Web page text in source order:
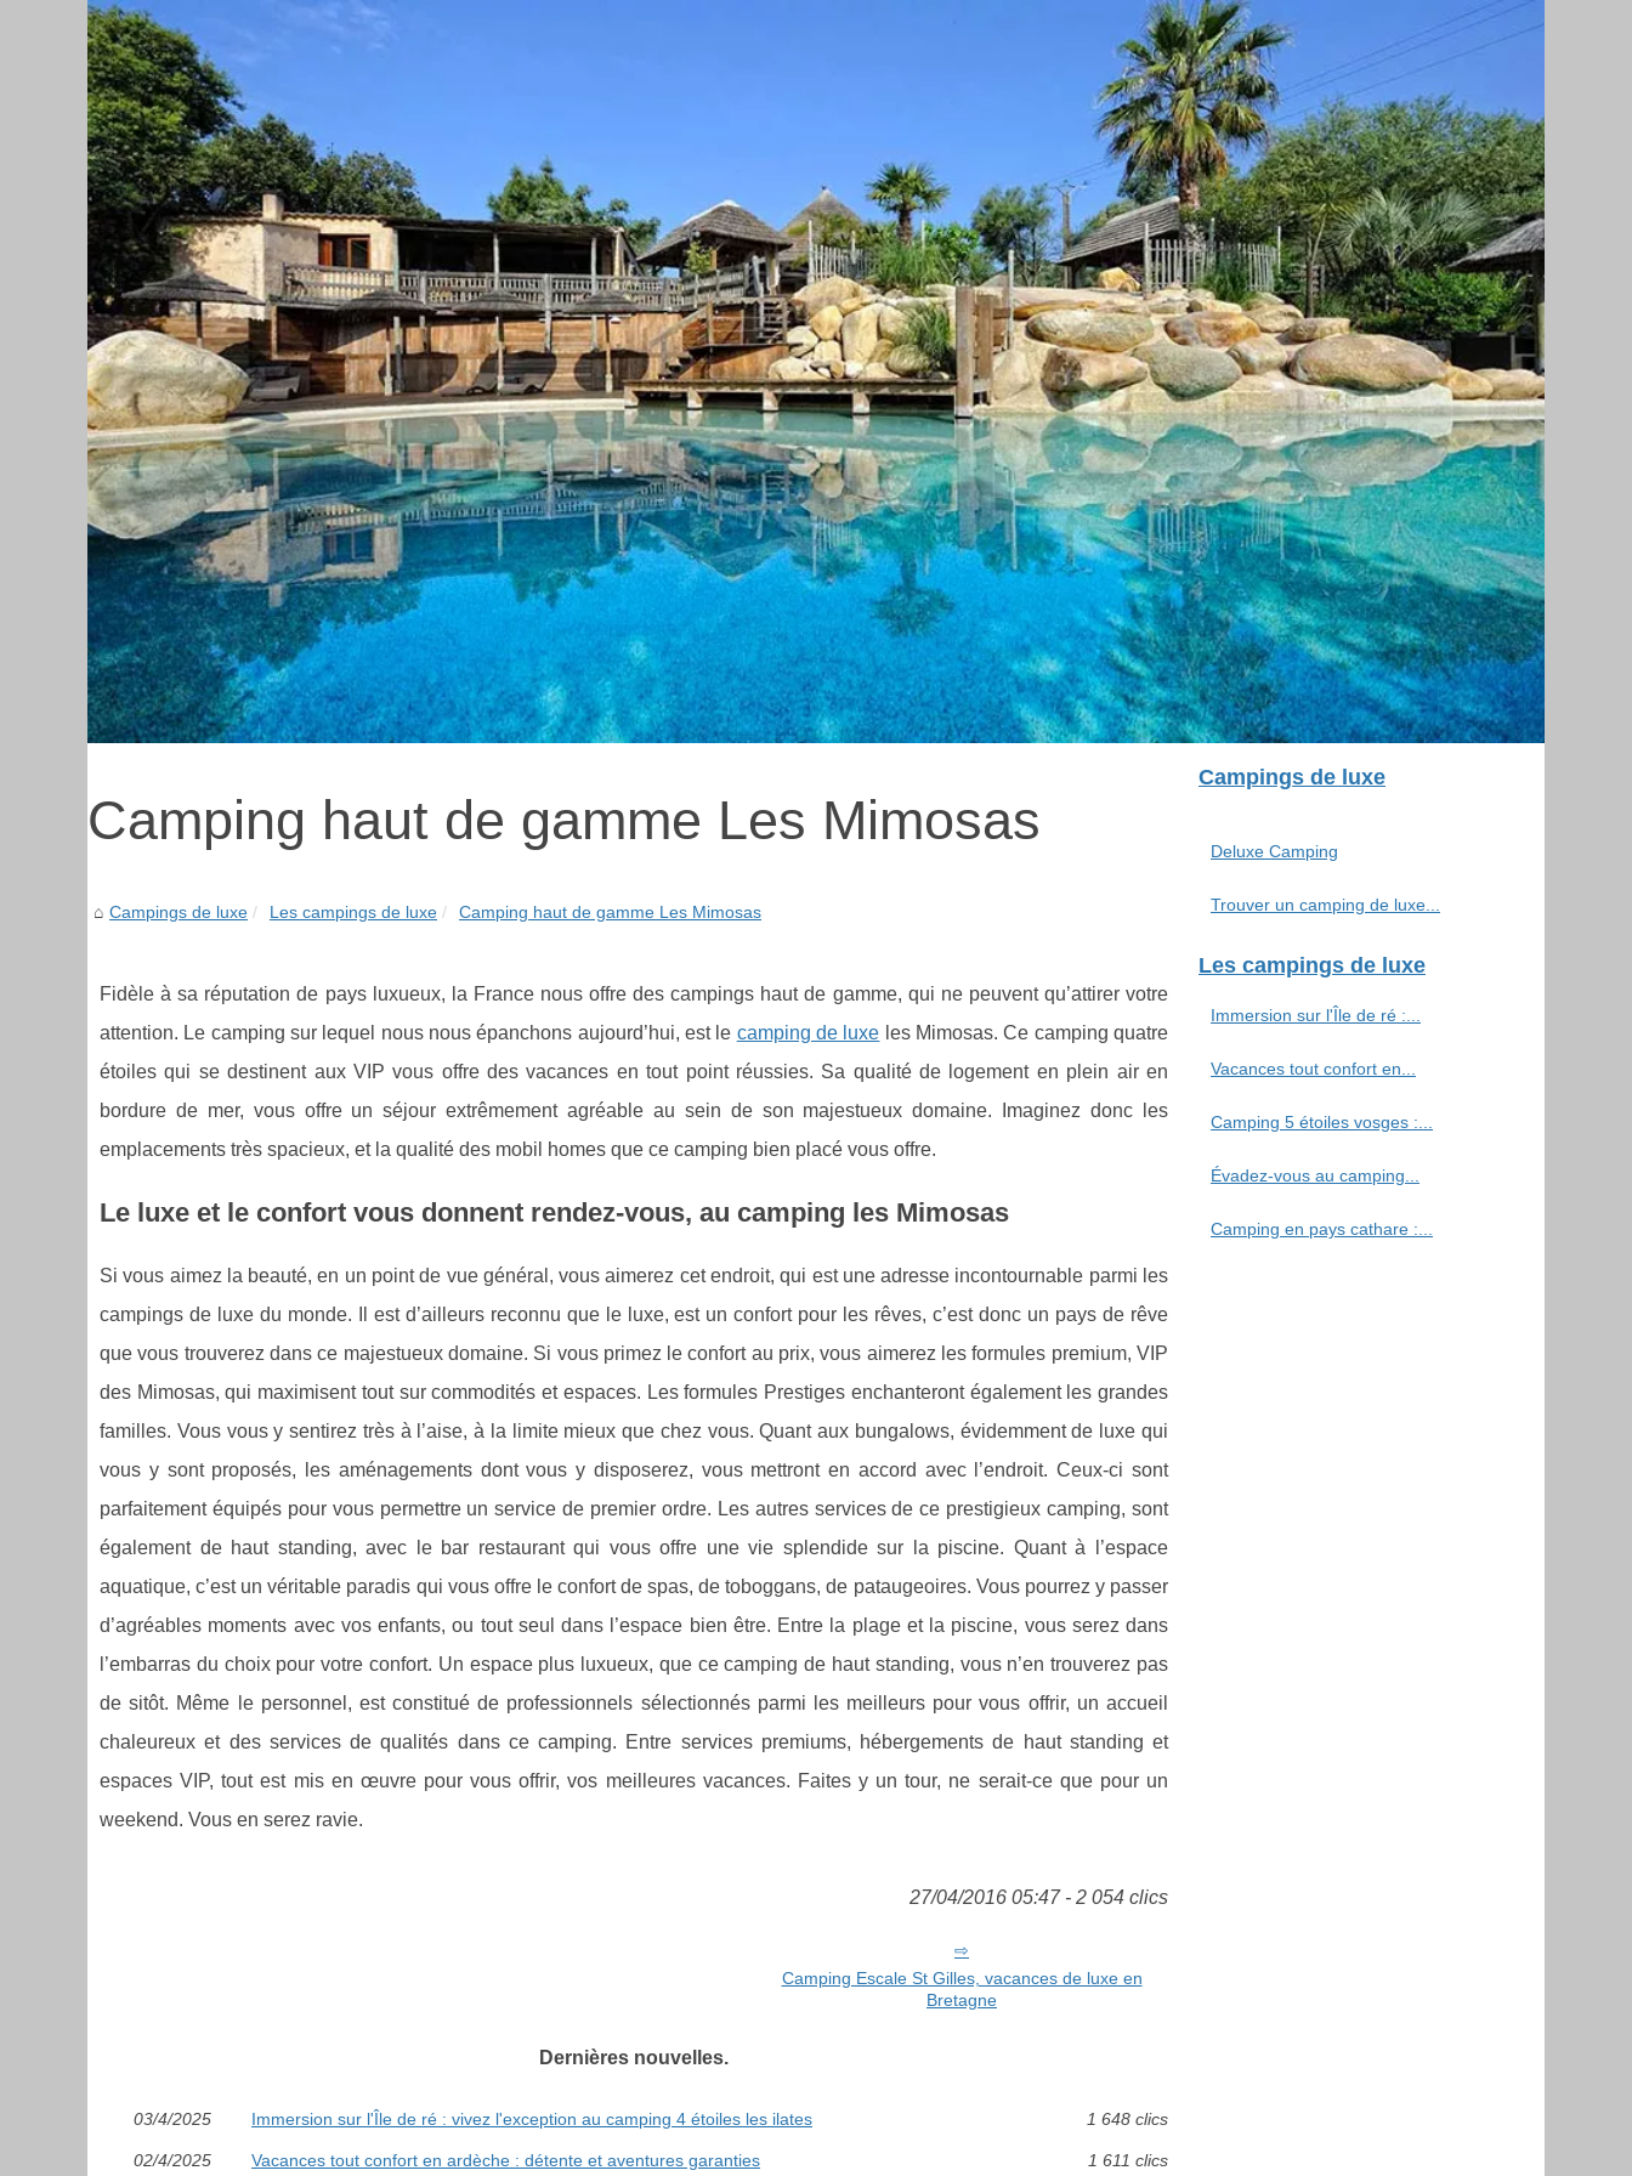
Camping haut de gamme Les Mimosas
Campings de luxe Les campings de luxe Camping haut de gamme Les Mimosas
Fidèle à sa réputation de pays luxueux, la France nous offre des campings haut de gamme, qui ne peuvent qu’attirer votre
attention. Le camping sur lequel nous nous épanchons aujourd’hui, est le camping de luxe les Mimosas. Ce camping quatre
étoiles qui se destinent aux VIP vous offre des vacances en tout point réussies. Sa qualité de logement en plein air en
bordure de mer, vous offre un séjour extrêmement agréable au sein de son majestueux domaine. Imaginez donc les
emplacements très spacieux, et la qualité des mobil homes que ce camping bien placé vous offre.
Le luxe et le confort vous donnent rendez-vous, au camping les Mimosas
Si vous aimez la beauté, en un point de vue général, vous aimerez cet endroit, qui est une adresse incontournable parmi les
campings de luxe du monde. Il est d’ailleurs reconnu que le luxe, est un confort pour les rêves, c’est donc un pays de rêve
que vous trouverez dans ce majestueux domaine. Si vous primez le confort au prix, vous aimerez les formules premium, VIP
des Mimosas, qui maximisent tout sur commodités et espaces. Les formules Prestiges enchanteront également les grandes
familles. Vous vous y sentirez très à l’aise, à la limite mieux que chez vous. Quant aux bungalows, évidemment de luxe qui
vous y sont proposés, les aménagements dont vous y disposerez, vous mettront en accord avec l’endroit. Ceux-ci sont
parfaitement équipés pour vous permettre un service de premier ordre. Les autres services de ce prestigieux camping, sont
également de haut standing, avec le bar restaurant qui vous offre une vie splendide sur la piscine. Quant à l’espace
aquatique, c’est un véritable paradis qui vous offre le confort de spas, de toboggans, de pataugeoires. Vous pourrez y passer
d’agréables moments avec vos enfants, ou tout seul dans l’espace bien être. Entre la plage et la piscine, vous serez dans
l’embarras du choix pour votre confort. Un espace plus luxueux, que ce camping de haut standing, vous n’en trouverez pas
de sitôt. Même le personnel, est constitué de professionnels sélectionnés parmi les meilleurs pour vous offrir, un accueil
chaleureux et des services de qualités dans ce camping. Entre services premiums, hébergements de haut standing et
espaces VIP, tout est mis en œuvre pour vous offrir, vos meilleures vacances. Faites y un tour, ne serait-ce que pour un
weekend. Vous en serez ravie.
27/04/2016 05:47 - 2 054 clics
Camping Escale St Gilles, vacances de luxe en
Bretagne
Dernières nouvelles.
03/4/2025 Immersion sur l'Île de ré : vivez l'exception au camping 4 étoiles les ilates 1 648 clics
02/4/2025 Vacances tout confort en ardèche : détente et aventures garanties 1 611 clics
Campings de luxe
Deluxe Camping
Trouver un camping de luxe...
Les campings de luxe
Immersion sur l'Île de ré :...
Vacances tout confort en...
Camping 5 étoiles vosges :...
Évadez-vous au camping...
Camping en pays cathare :...